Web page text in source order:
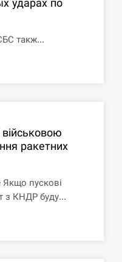
ударах по
такж...
ракетних
Якщо пускові
з КНДР буду...